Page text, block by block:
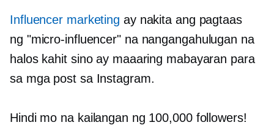
Influencer marketing ay nakita ang pagtaas
ng "micro-influencer"na nangangahulugan na
halos kahit sino ay maaaring mabayaran para
sa mga post sa Instagram.
Hindi mo na kailangan ng 100,000 followers!